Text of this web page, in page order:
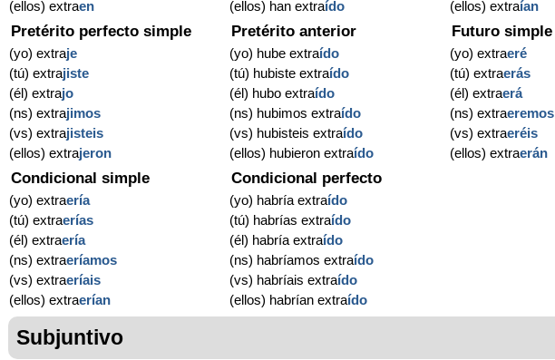
(ellos) extraen
(ellos) han extraído
(ellos) extraían
Pretérito perfecto simple
(yo) extraje
(tú) extrajiste
(él) extrajo
(ns) extrajimos
(vs) extrajisteis
(ellos) extrajeron
Pretérito anterior
(yo) hube extraído
(tú) hubiste extraído
(él) hubo extraído
(ns) hubimos extraído
(vs) hubisteis extraído
(ellos) hubieron extraído
Futuro simple
(yo) extraeré
(tú) extraerás
(él) extraerá
(ns) extraeremos
(vs) extraeréis
(ellos) extraerán
Condicional simple
(yo) extraería
(tú) extraerías
(él) extraería
(ns) extraeríamos
(vs) extraeríais
(ellos) extraerían
Condicional perfecto
(yo) habría extraído
(tú) habrías extraído
(él) habría extraído
(ns) habríamos extraído
(vs) habríais extraído
(ellos) habrían extraído
Subjuntivo